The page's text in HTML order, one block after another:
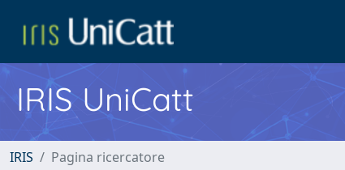
IRIS UniCatt
IRIS Pagina ricercatore